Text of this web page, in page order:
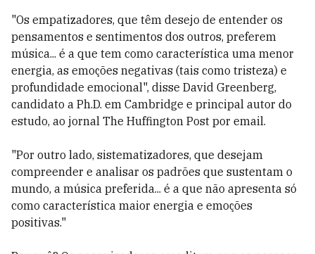
"Os empatizadores, que têm desejo de entender os
pensamentos e sentimentos dos outros, preferem
música... é a que tem como característica uma menor
energia, as emoções negativas (tais como tristeza) e
profundidade emocional", disse David Greenberg,
candidato a Ph.D. em Cambridge e principal autor do
estudo, ao jornal The Huffington Post por email.
"Por outro lado, sistematizadores, que desejam
compreender e analisar os padrões que sustentam o
mundo, a música preferida... é a que não apresenta só
como característica maior energia e emoções
positivas."